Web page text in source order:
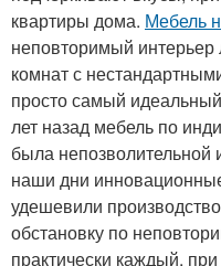
квартиры дома. Мебель
неповторимый
комнат с
просто самый
лет назад мебель по
была непозволительной
наши дни
удешевили
обстановку по
практически каждый,